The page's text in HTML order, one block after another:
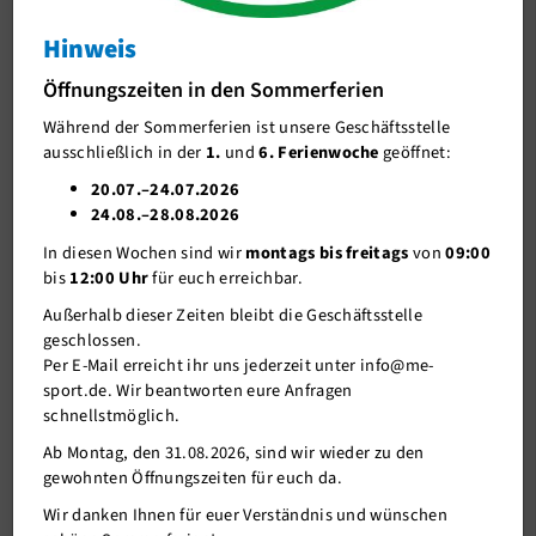
Info
NEU im me-sportSTUDIO
22.02.2018
J-Team
Stellenangebote
Förderverein me-sport e.V.
Mitgliederservice
Verantwortung
Hinweis
Öffnungszeiten in den Sommerferien
Während der Sommerferien ist unsere Geschäftsstelle
ausschließlich in der 1. und6. Ferienwochegeöffnet:
20.07.–24.07.2026
24.08.–28.08.2026
In diesen Wochen sind wirmontags bis freitagsvon09:00
bis12:00 Uhrfür euch erreichbar.
Außerhalb dieser Zeiten bleibt die Geschäftsstelle
geschlossen.
Per E-Mail erreicht ihr uns jederzeit unter info@me-
sport.de. Wir beantworten eure Anfragen
schnellstmöglich.
Ab Montag, den 31.08.2026, sind wir wieder zu den
gewohnten Öffnungszeiten für euch da.
Wir danken Ihnen für euer Verständnis und wünschen